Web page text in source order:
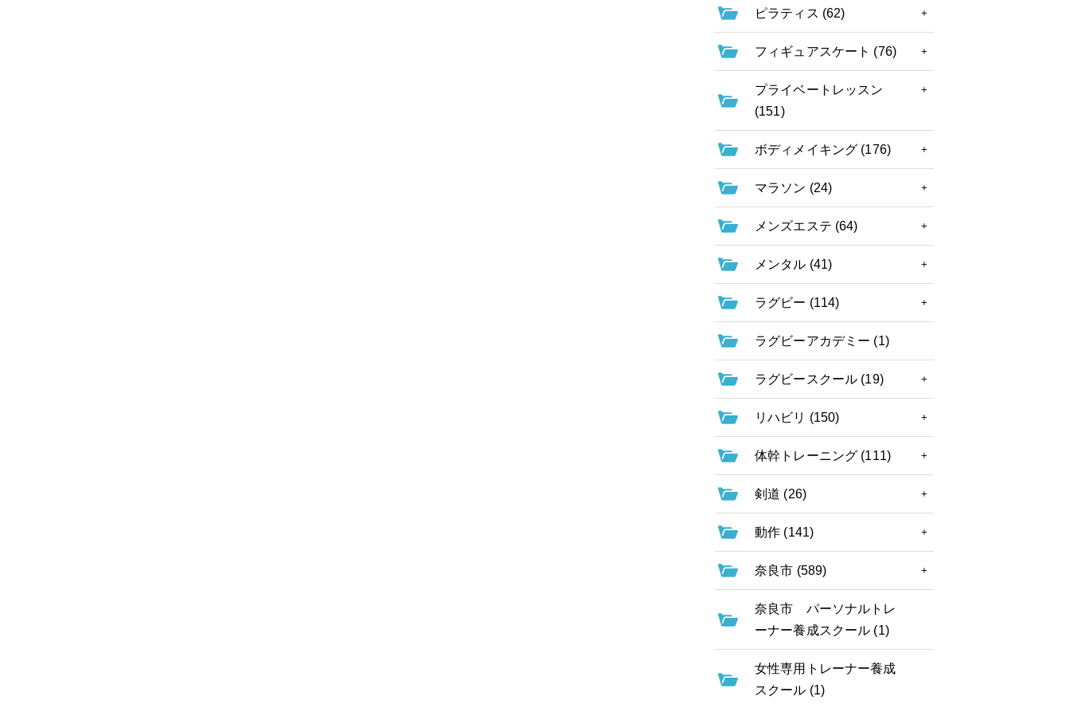
ピラティス (62)
フィギュアスケート (76)
プライベートレッスン
(151)
ボディメイキング (176)
マラソン (24)
メンズエステ (64)
メンタル (41)
ラグビー (114)
ラグビーアカデミー (1)
ラグビースクール (19)
リハビリ (150)
体幹トレーニング (111)
剣道 (26)
動作 (141)
奈良市 (589)
奈良市 パーソナルトレ
ーナー養成スクール (1)
女性専用トレーナー養成
スクール (1)